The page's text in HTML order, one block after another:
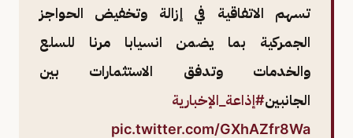
تسهم الاتفاقية في إزالة وتخفيض الحواجز
الجمركية بما يضمن انسيابا مرنا للسلع
والخدمات وتدفق الاستثمارات بين
الجانبين#إذاعة_الإخبارية
pic.twitter.com/GXhAZfr8Wa